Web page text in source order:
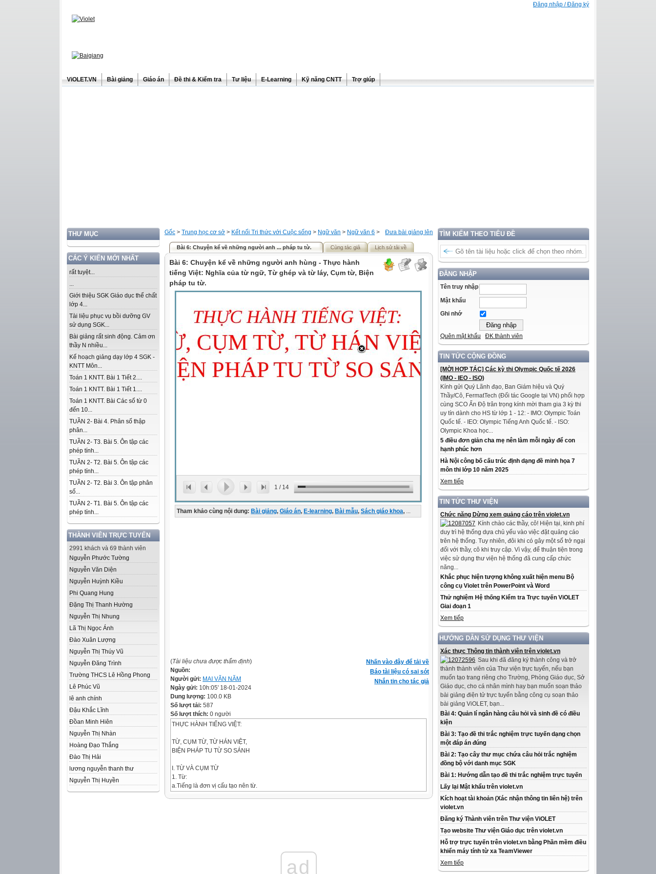
Đăng nhập / Đăng ký
ViOLET.VN Bài giảng Giáo án Đề thi & Kiểm tra Tư liệu E-Learning Kỹ năng CNTT Trợ giúp
THƯ MỤC
CÁC Ý KIẾN MỚI NHẤT
rất tuyệt...
...
Giới thiệu SGK Giáo dục thể chất
lớp 4...
Tài liệu phục vụ bồi dưỡng GV
sử dụng SGK...
Bài giảng rất sinh động. Cảm ơn
thầy N nhiều...
Kế hoạch giảng dạy lớp 4 SGK -
KNTT Môn...
Toán 1 KNTT. Bài 1 Tiết 2....
Toán 1 KNTT. Bài 1 Tiết 1....
Toán 1 KNTT. Bài Các số từ 0
đến 10...
TUẦN 2- Bài 4. Phân số thập
phân...
TUẦN 2- T3. Bài 5. Ôn tập các
phép tính...
TUẦN 2- T2. Bài 5. Ôn tập các
phép tính...
TUẦN 2- T2. Bài 3. Ôn tập phân
số...
TUẦN 2- T1. Bài 5. Ôn tập các
phép tính...
THÀNH VIÊN TRỰC TUYẾN
2991 khách và 69 thành viên
Nguyễn Phước Tường
Nguyễn Văn Diện
Nguyễn Huỳnh Kiều
Phi Quang Hung
Đặng Thị Thanh Hường
Nguyễn Thị Nhung
Lã Thị Ngọc Ánh
Đào Xuân Lượng
Nguyễn Thị Thúy Vũ
Nguyễn Đăng Trình
Trường THCS Lê Hồng Phong
Lê Phúc Vũ
lê anh chính
Đậu Khắc Lĩnh
Đồan Minh Hiên
Nguyễn Thị Nhàn
Hoàng Đạo Thắng
Đào Thị Hải
lương nguyễn thanh thư
Nguyễn Thị Huyền
TÌM KIẾM THEO TIÊU ĐỀ
ĐĂNG NHẬP
Tên truy nhập
Mật khẩu
Ghi nhớ
Quên mật khẩu ĐK thành viên
TIN TỨC CỘNG ĐỒNG
[MỜI HỢP TÁC] Các kỳ thi Olympic Quốc tế 2026
(IMO - IEO - ISO)
Kính gửi Quý Lãnh đạo, Ban Giám hiệu và Quý
Thầy/Cô, FermatTech (Đối tác Google tại VN) phối hợp
cùng SCO Ấn Độ trân trọng kính mời tham gia 3 kỳ thi
uy tín dành cho HS từ lớp 1 - 12: - IMO: Olympic Toán
Quốc tế. - IEO: Olympic Tiếng Anh Quốc tế. - ISO:
Olympic Khoa học...
5 điều đơn giản cha mẹ nên làm mỗi ngày để con
hạnh phúc hơn
Hà Nội công bố cấu trúc định dạng đề minh họa 7
môn thi lớp 10 năm 2025
Xem tiếp
TIN TỨC THƯ VIỆN
Chức năng Dừng xem quảng cáo trên violet.vn
Kính chào các thầy, cô! Hiện tại, kinh phí
duy trì hệ thống dựa chủ yếu vào việc đặt quảng cáo
trên hệ thống. Tuy nhiên, đôi khi có gây một số trở ngại
đối với thầy, cô khi truy cập. Vì vậy, để thuận tiện trong
việc sử dụng thư viện hệ thống đã cung cấp chức
năng...
Khắc phục hiện tượng không xuất hiện menu Bộ
công cụ Violet trên PowerPoint và Word
Thử nghiệm Hệ thống Kiểm tra Trực tuyến ViOLET
Giai đoạn 1
Xem tiếp
HƯỚNG DẪN SỬ DỤNG THƯ VIỆN
Xác thực Thông tin thành viên trên violet.vn
Sau khi đã đăng ký thành công và trở
thành thành viên của Thư viện trực tuyến, nếu bạn
muốn tạo trang riêng cho Trường, Phòng Giáo dục, Sở
Giáo dục, cho cá nhân mình hay bạn muốn soạn thảo
bài giảng điện tử trực tuyến bằng công cụ soạn thảo
bài giảng ViOLET, bạn...
Bài 4: Quản lí ngân hàng câu hỏi và sinh đề có điều
kiện
Bài 3: Tạo đề thi trắc nghiệm trực tuyến dạng chọn
một đáp án đúng
Bài 2: Tạo cây thư mục chứa câu hỏi trắc nghiệm
đồng bộ với danh mục SGK
Bài 1: Hướng dẫn tạo đề thi trắc nghiệm trực tuyến
Lấy lại Mật khẩu trên violet.vn
Kích hoạt tài khoản (Xác nhận thông tin liên hệ) trên
violet.vn
Đăng ký Thành viên trên Thư viện ViOLET
Tạo website Thư viện Giáo dục trên violet.vn
Hỗ trợ trực tuyến trên violet.vn bằng Phần mềm điều
khiển máy tính từ xa TeamViewer
Xem tiếp
Đưa bài giảng lên
Gốc > Trung học cơ sở > Kết nối Tri thức với Cuộc sống > Ngữ văn > Ngữ văn 6 >
Bài 6: Chuyện kể về những người anh ... pháp tu từ. Cùng tác giả Lịch sử tải về
Bài 6: Chuyện kể về những người anh hùng - Thực hành
tiếng Việt: Nghĩa của từ ngữ, Từ ghép và từ láy, Cụm từ, Biện
pháp tu từ.
1 / 14
Tham khảo cùng nội dung: Bài giảng, Giáo án, E-learning, Bài mẫu, Sách giáo khoa, ...
Nhấn vào đây để tải về
Báo tài liệu có sai sót
Nhắn tin cho tác giả
(Tài liệu chưa được thẩm định)
Nguồn:
Người gửi: MAI VĂN NĂM
Ngày gửi: 10h:05' 18-01-2024
Dung lượng: 100.0 KB
Số lượt tải: 587
Số lượt thích: 0 người
THỰC HÀNH TIẾNG VIỆT:
TỪ, CỤM TỪ, TỪ HÁN VIỆT,
BIỆN PHÁP TU TỪ SO SÁNH
I. TỪ VÀ CỤM TỪ
1. Từ:
a.Tiếng là đơn vị cấu tạo nên từ.
ad